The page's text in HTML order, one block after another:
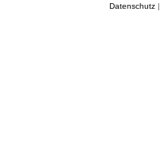
Datenschutz|